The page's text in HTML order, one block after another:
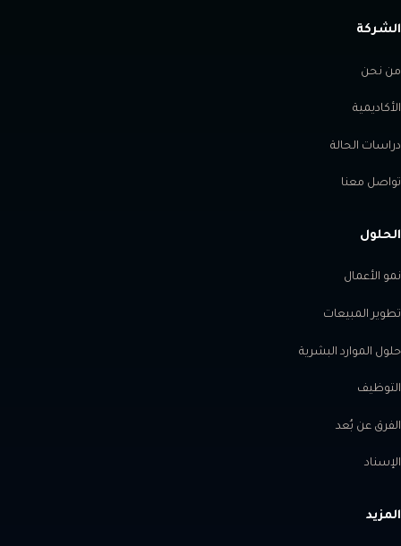
الشركة
من نحن
الأكاديمية
دراسات الحالة
تواصل معنا
الحلول
نمو الأعمال
تطوير المبيعات
حلول الموارد البشرية
التوظيف
الفرق عن بُعد
الإسناد
المزيد